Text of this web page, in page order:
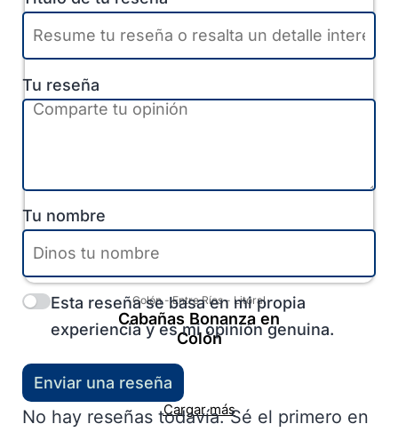
Colón-Entre Ríos- Litoral
Cabañas Bonanza en
Colón
Cargar más
Tu reseña
Tu nombre
Esta reseña se basa en mi propia
experiencia y es mi opinión genuina.
Enviar una reseña
No hay reseñas todavía. Sé el primero en